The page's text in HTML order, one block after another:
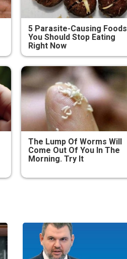
5 Parasite-Causing Foods
You Should Stop Eating
Right Now
The Lump Of Worms Will
Come Out Of You In The
Morning. Try It